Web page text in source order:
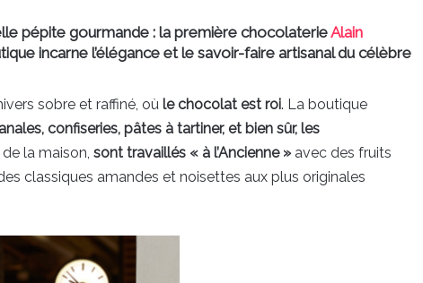
pépite gourmande : la première chocolaterieAlain
incarne l’élégance et le savoir-faire artisanal du célèbre
sobre et raffiné, où le chocolat est roi. La boutique
confiseries, pâtes à tartiner, et bien sûr, les
la maison, sont travaillés « à l’Ancienne »avec des fruits
classiques amandes et noisettes aux plus originales